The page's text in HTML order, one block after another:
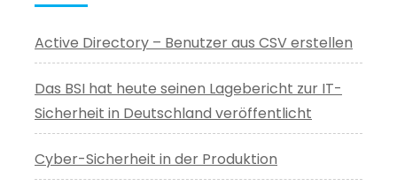
Active Directory – Benutzer aus CSV erstellen
Das BSI hat heute seinen Lagebericht zur IT-
Sicherheit in Deutschland veröffentlicht
Cyber-Sicherheit in der Produktion